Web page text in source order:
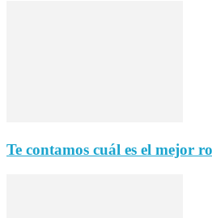
Te contamos cuál es el mejor